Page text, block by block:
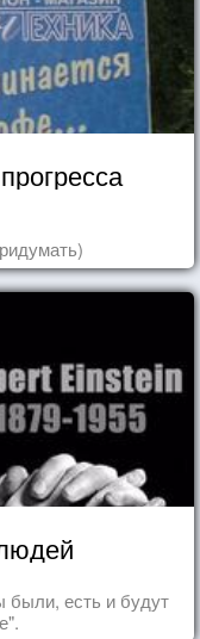
были, есть и будут